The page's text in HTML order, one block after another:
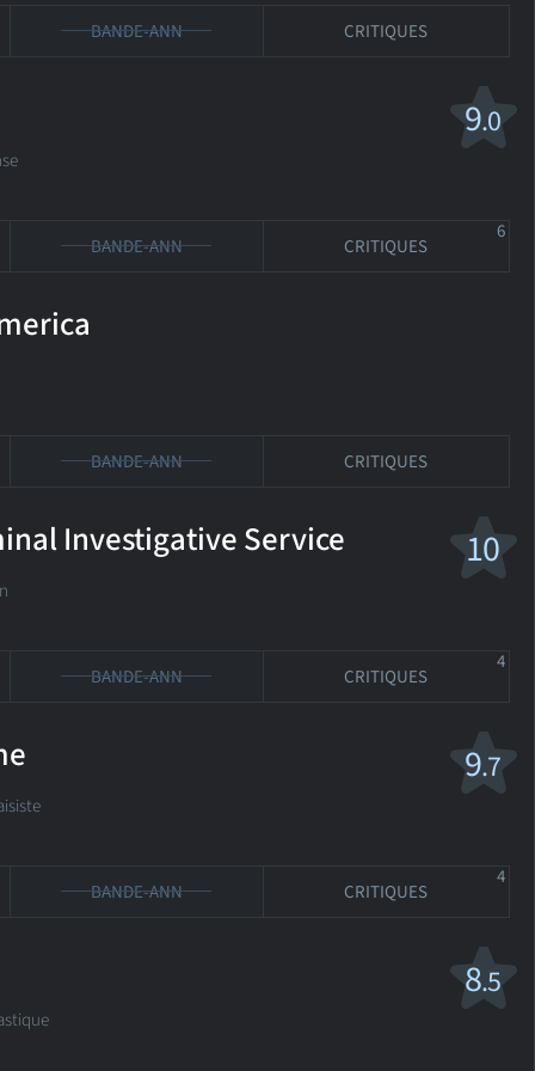
BANDE-ANN CRITIQUES
9.0
BANDE-ANN CRITIQUES
6
BANDE-ANN CRITIQUES
10
Investigative Service
BANDE-ANN CRITIQUES
4
9.7
BANDE-ANN CRITIQUES
4
8.5